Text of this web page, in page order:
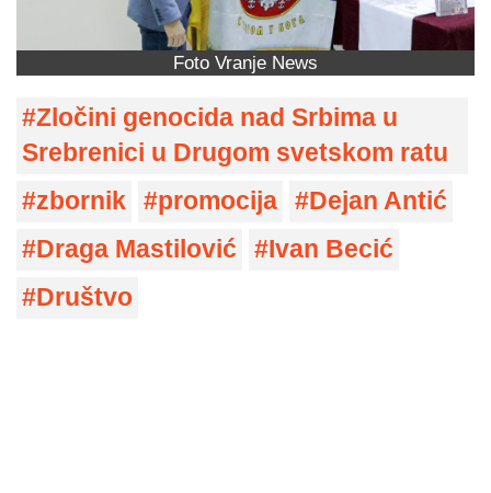
Foto Vranje News
Zločini genocida nad Srbima u
Srebrenici u Drugom svetskom ratu
zbornik
promocija
Dejan Antić
Draga Mastilović
Ivan Becić
Društvo